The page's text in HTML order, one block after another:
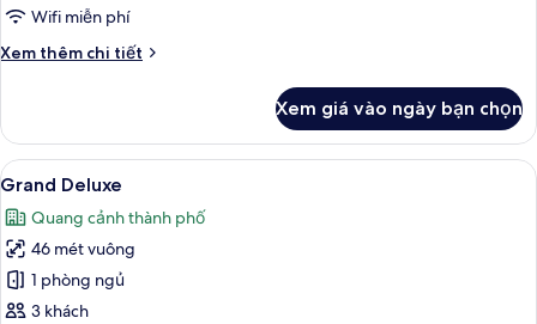
Wifi miễn phí
Xem thêm chi tiết
Chi
Deluxe
Premium
Room
Xem giá vào ngày bạn chọn
Xem
tất
cả
ảnh
Grand
Deluxe
Grand Deluxe | Bộ đồ giường cao
8
Grand Deluxe
Quang cảnh thành phố
46 mét vuông
1 phòng ngủ
3 khách